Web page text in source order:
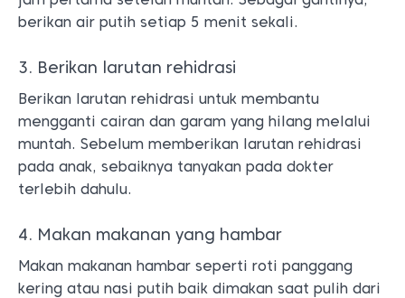
berikan air putih setiap 5 menit sekali.
3. Berikan larutan rehidrasi
Berikan larutan rehidrasi untuk membantu
mengganti cairan dan garam yang hilang melalui
muntah. Sebelum memberikan larutan rehidrasi
pada anak, sebaiknya tanyakan pada dokter
terlebih dahulu.
4. Makan makanan yang hambar
Makan makanan hambar seperti roti panggang
kering atau nasi putih baik dimakan saat pulih dari